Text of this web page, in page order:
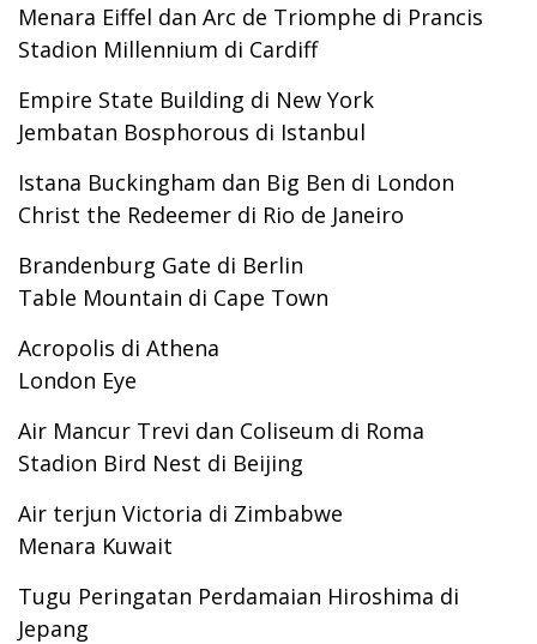
Menara Eiffel dan Arc de Triomphe di Prancis
Stadion Millennium di Cardiff
Empire State Building di New York
Jembatan Bosphorous di Istanbul
Istana Buckingham dan Big Ben di London
Christ the Redeemer di Rio de Janeiro
Brandenburg Gate di Berlin
Table Mountain di Cape Town
Acropolis di Athena
London Eye
Air Mancur Trevi dan Coliseum di Roma
Stadion Bird Nest di Beijing
Air terjun Victoria di Zimbabwe
Menara Kuwait
Tugu Peringatan Perdamaian Hiroshima di
Jepang